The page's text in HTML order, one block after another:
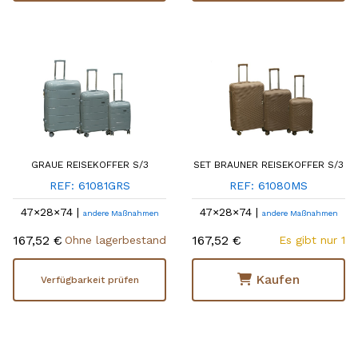
GRAUE REISEKOFFER S/3
REF: 61081GRS
47×28×74 | andere Maßnahmen
167,52 € Ohne lagerbestand
Verfügbarkeit prüfen
SET BRAUNER REISEKOFFER S/3
REF: 61080MS
47×28×74 | andere Maßnahmen
167,52 € Es gibt nur 1
Kaufen